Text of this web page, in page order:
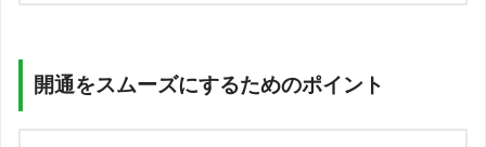
開通をスムーズにするためのポイント